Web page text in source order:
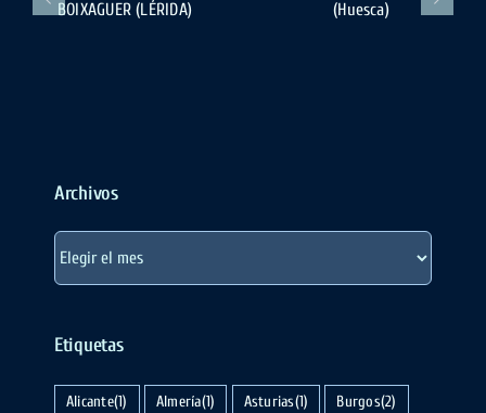
Candanchú
CARLISTA
Archivos
Etiquetas
Alicante(1) Almería(1) Asturias(1) Burgos(2)